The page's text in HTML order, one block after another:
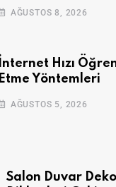
AĞUSTOS 8, 2026
İnternet Hızı
Etme Yöntemleri
AĞUSTOS 5, 2026
Salon Duvar